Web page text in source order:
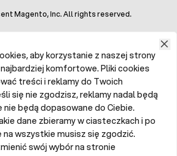
Magento, Inc. All rights reserved.
aby korzystanie z naszej strony
najbardziej komfortowe. Pliki cookies
treści i reklamy do Twoich
się nie zgodzisz, reklamy nadal będą
będą dopasowane do Ciebie.
dane zbieramy w ciasteczkach i po
na wszystkie musisz się zgodzić.
swój wybór na stronie